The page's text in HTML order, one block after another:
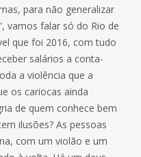
para não generalizar
vamos falar só do Rio de
que foi 2016, com tudo
salários a conta-
a violência que a
os cariocas ainda
de quem conhece bem
ilusões? As pessoas
com um violão e um